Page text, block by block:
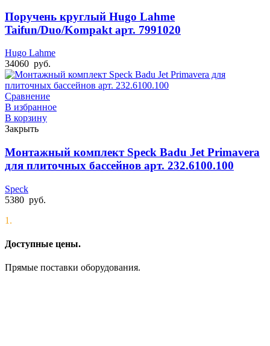
Поручень круглый Hugo Lahme
Taifun/Duo/Kompakt арт. 7991020
Hugo Lahme
34060 руб.
Сравнение
В избранное
В корзину
Закрыть
Монтажный комплект Speck Badu Jet Primavera
для плиточных бассейнов арт. 232.6100.100
Speck
5380 руб.
1.
Доступные цены.
Прямые поставки оборудования.